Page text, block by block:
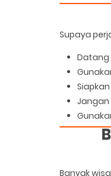
Supaya
Datang
Jangan
Banyak